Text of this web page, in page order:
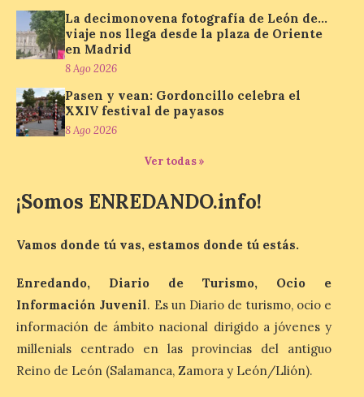
9 Ago 2026
Jornada de puertas
Duques de Alba y Museo
de Alfarería por la
mañana. Reparto de gafas
gratuitas el martes 11 de agosto. Dj
noche para ver las Perseidas. Alba […]
Velilla celebra este
domingo la romería de
verano
9 Ago 2026
El programa de
actividades está
organizado por la
La decimonovena fotografía de León de…
viaje nos llega desde la plaza de Oriente
en Madrid
8 Ago 2026
Pasen y vean: Gordoncillo celebra el
XXIV festival de payasos
8 Ago 2026
Ver todas »
¡Somos ENREDANDO.info!
Vamos donde tú vas, estamos donde tú estás.
Enredando, Diario de Turismo, Ocio e
Información Juvenil. Es un Diario de turismo, ocio e
información de ámbito nacional dirigido a jóvenes y
millenials centrado en las provincias del antiguo
Reino de León (Salamanca, Zamora y León/Llión).